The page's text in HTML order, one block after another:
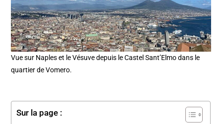
Vue sur Naples et le Vésuve depuis le Castel Sant’Elmo dans le
quartier de Vomero.
Sur la page :